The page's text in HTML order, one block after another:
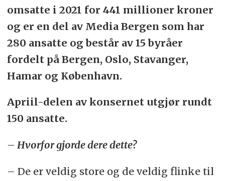
omsatte i 2021 for 441 millioner kroner
og er en del av Media Bergen som har
280 ansatte og består av 15 byråer
fordelt på Bergen, Oslo, Stavanger,
Hamar og København.
Apriil-delen av konsernet utgjør rundt
150 ansatte.
– Hvorfor gjorde dere dette?
– De er veldig store og de veldig flinke til